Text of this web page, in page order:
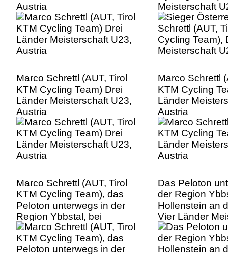
Austria
Meisterschaft
Marco Schrettl (AUT, Tirol
KTM Cycling Team) Drei
Länder Meisterschaft U23,
Austria
Marco Schrettl
KTM Cycling
Länder
Austria
Marco Schrettl (AUT, Tirol
KTM Cycling Team), das
Peloton unterwegs in der
Region Ybbstal, bei
Hollenstein an der Ybbs,
Vier Länder Meisterschaft
U23, Austria
Das Peloton
der Region
Hollenstein an
Vier Länder
U23, Austria